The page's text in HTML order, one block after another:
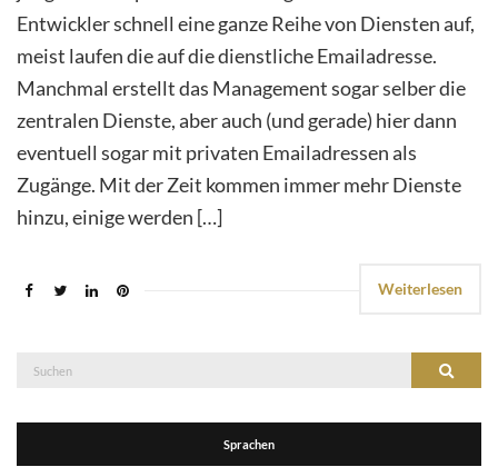
Entwickler schnell eine ganze Reihe von Diensten auf,
meist laufen die auf die dienstliche Emailadresse.
Manchmal erstellt das Management sogar selber die
zentralen Dienste, aber auch (und gerade) hier dann
eventuell sogar mit privaten Emailadressen als
Zugänge. Mit der Zeit kommen immer mehr Dienste
hinzu, einige werden […]
Weiterlesen
Suche
Suchen
Sprachen